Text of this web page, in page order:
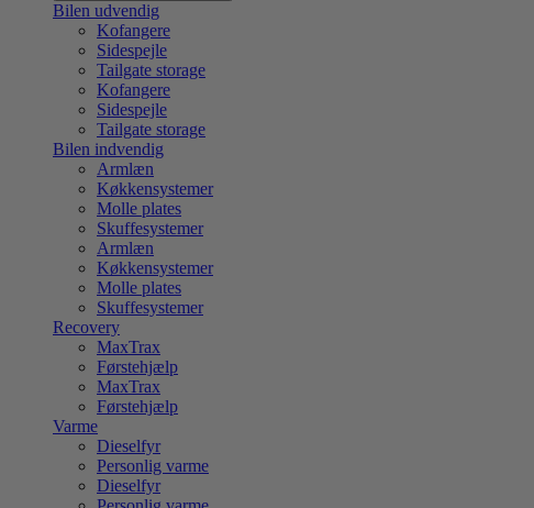
Bilen udvendig
Kofangere
Sidespejle
Tailgate storage
Kofangere
Sidespejle
Tailgate storage
Bilen indvendig
Armlæn
Køkkensystemer
Molle plates
Skuffesystemer
Armlæn
Køkkensystemer
Molle plates
Skuffesystemer
Recovery
MaxTrax
Førstehjælp
MaxTrax
Førstehjælp
Varme
Dieselfyr
Personlig varme
Dieselfyr